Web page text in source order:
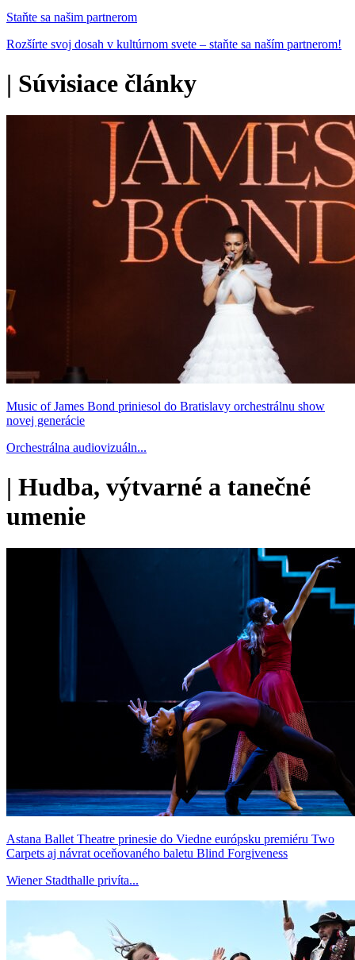
Staňte sa našim partnerom
Rozšírte svoj dosah v kultúrnom svete – staňte sa naším partnerom!
| Súvisiace články
Music of James Bond priniesol do Bratislavy orchestrálnu show
novej generácie
Orchestrálna audiovizuáln...
| Hudba, výtvarné a tanečné
umenie
Astana Ballet Theatre prinesie do Viedne európsku premiéru Two
Carpets aj návrat oceňovaného baletu Blind Forgiveness
Wiener Stadthalle privíta...